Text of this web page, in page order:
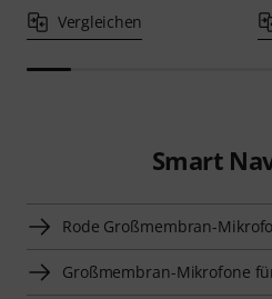
Vergleichen
Smart
Rode Großmembran-
Großmembran-Mikrofone